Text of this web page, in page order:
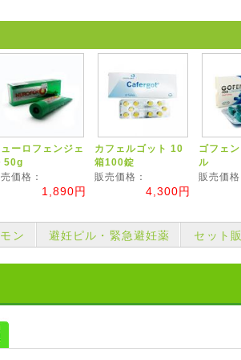
ーロフェンジェ
50g
価格：
1,890円
カフェルゴット 10
箱100錠
販売価格：
4,300円
ゴフェ
ル
販売価
ン 避妊ピル・緊急避妊薬 セット